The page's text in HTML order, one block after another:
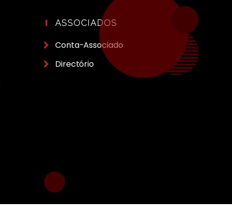
ASSOCIADOS
Conta-Associado
Directório